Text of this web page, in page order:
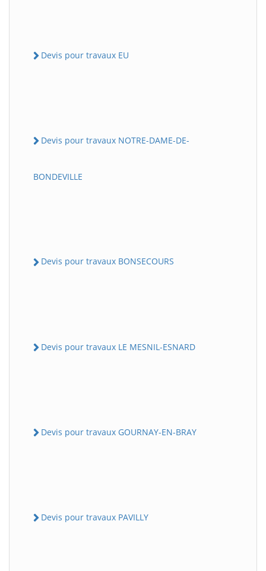
Devis pour travaux EU
Devis pour travaux NOTRE-DAME-DE-
BONDEVILLE
Devis pour travaux BONSECOURS
Devis pour travaux LE MESNIL-ESNARD
Devis pour travaux GOURNAY-EN-BRAY
Devis pour travaux PAVILLY